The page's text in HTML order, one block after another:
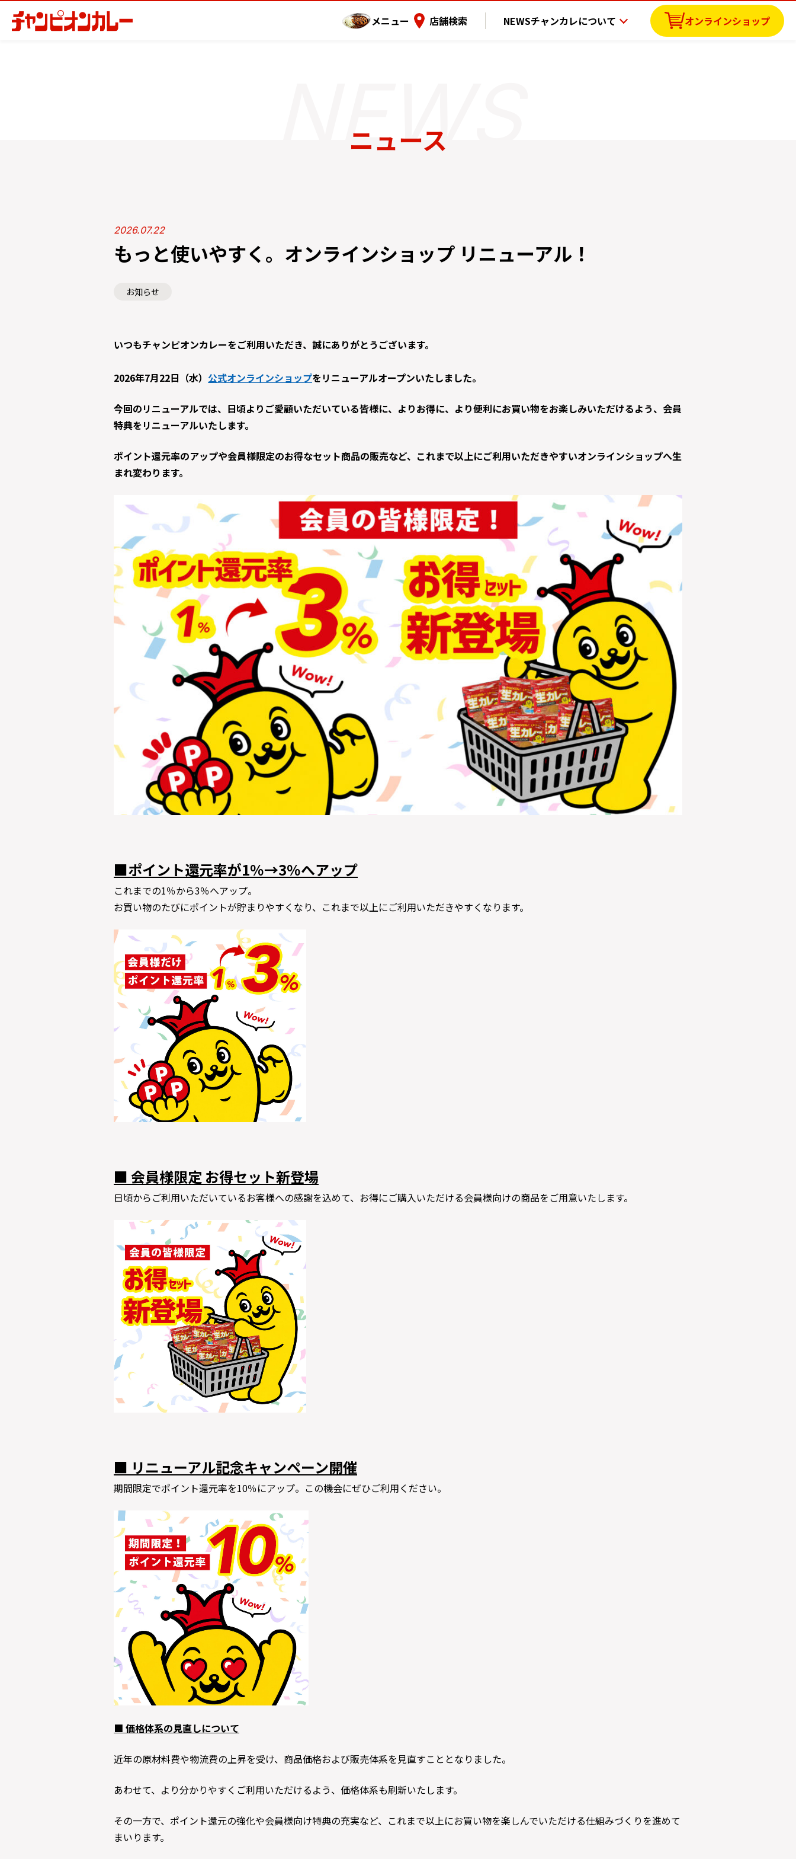
メニュー 店舗検索 NEWSチャンカレについて オンラインショップ
ニュース
2026.07.22
もっと使いやすく。オンラインショップ リニューアル！
お知らせ
いつもチャンピオンカレーをご利用いただき、誠にありがとうございます。
2026年7月22日（水） 公式オンラインショップをリニューアルオープンいたしました。
今回のリニューアルでは、日頃よりご愛顧いただいている皆様に、よりお得に、より便利にお買い物をお楽しみいただけるよう、会員
特典をリニューアルいたします。
ポイント還元率のアップや会員様限定のお得なセット商品の販売など、これまで以上にご利用いただきやすいオンラインショップへ生
まれ変わります。
■ポイント還元率が1％→3％へアップ
これまでの1％から3％へアップ。
お買い物のたびにポイントが貯まりやすくなり、これまで以上にご利用いただきやすくなります。
■ 会員様限定 お得セット新登場
日頃からご利用いただいているお客様への感謝を込めて、お得にご購入いただける会員様向けの商品をご用意いたします。
■ リニューアル記念キャンペーン開催
期間限定でポイント還元率を10％にアップ。この機会にぜひご利用ください。
■ 価格体系の見直しについて
近年の原材料費や物流費の上昇を受け、商品価格および販売体系を見直すこととなりました。
あわせて、より分かりやすくご利用いただけるよう、価格体系も刷新いたします。
その一方で、ポイント還元の強化や会員様向け特典の充実など、これまで以上にお買い物を楽しんでいただける仕組みづくりを進めて
まいります。